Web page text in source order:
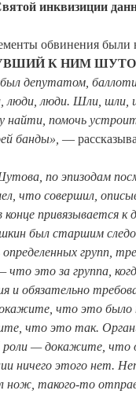
инквизиции
обвинения были
К НИМ
депутатом,
люди, люди. Шли, шли,
найти, помочь
банды», —
по эпизодам
что совершил,
привязывается
был старшим
групп,
это за группа,
и обязательно
что это было
что это так.
роли — докажите, что
ничего этого нет.
нож, такого-то